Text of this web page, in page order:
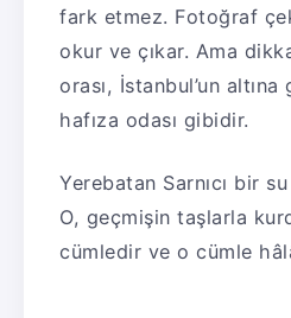
fark etmez. Fotoğraf
okur ve çıkar. Ama
orası, İstanbul’un
hafıza odası gibidir.
Yerebatan Sarnıcı bir
O, geçmişin taşlarla
cümledir ve o cümle